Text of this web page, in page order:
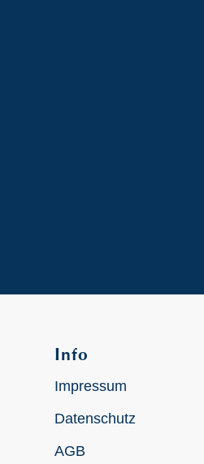
Info
Impressum
Datenschutz
AGB